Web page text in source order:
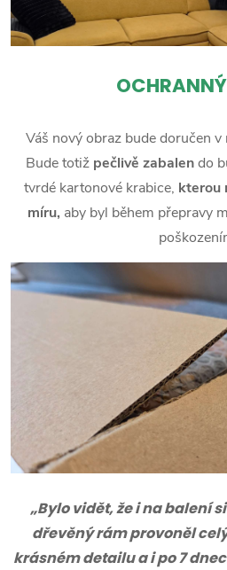
Váš nový obraz bude doručen
Bude totiž pečlivě zabalendo
tvrdé kartonové krabice, kterou
míru, aby byl během přepravy
„Bylo vidět, že i na balení
dřevěný rám provoněl
krásném detailu a i po 7